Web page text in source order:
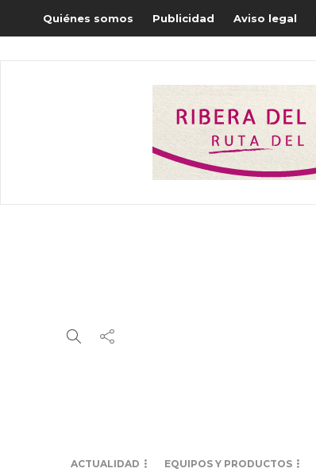
Quiénes somos Publicidad Aviso legal
ACTUALIDAD EQUIPOS Y PRODUCTOS